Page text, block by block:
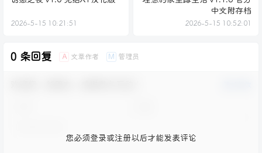
2026-5-15 10:21:51
中文附存档
2026-5-15 10:52:01
0 条回复 A 文章作者 M 管理员
您必须登录或注册以后才能发表评论